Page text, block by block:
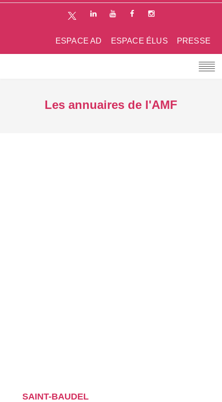
PRESSE
ESPACE ÉLUS
ESPACE AD
Les annuaires de l'AMF
SAINT-BAUDEL